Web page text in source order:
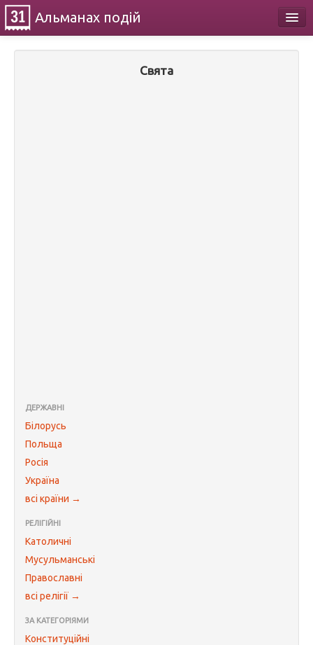
Альманах подій
Свята
ДЕРЖАВНІ
Білорусь
Польща
Росія
Україна
всі країни →
РЕЛІГІЙНІ
Католичні
Мусульманські
Православні
всі релігії →
ЗА КАТЕГОРІЯМИ
Конституційні